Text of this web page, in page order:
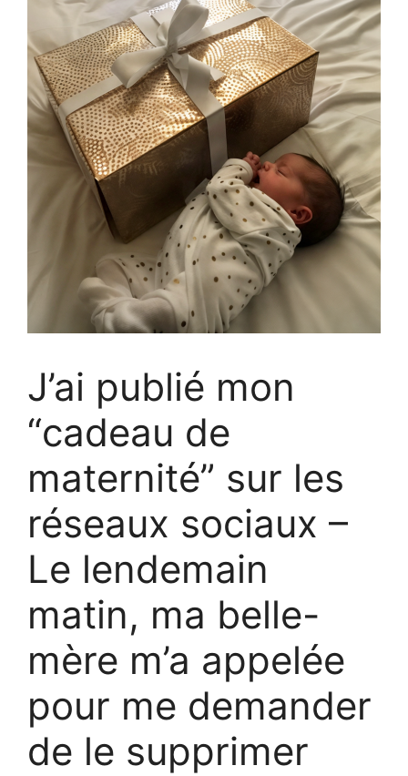
J’ai publié mon
“cadeau de
maternité” sur les
réseaux sociaux –
Le lendemain
matin, ma belle-
mère m’a appelée
pour me demander
de le supprimer